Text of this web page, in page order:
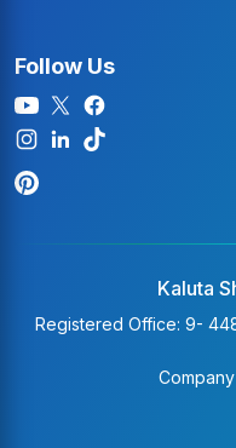
Follow Us
Kaluta
Registered Office: 9-
Company